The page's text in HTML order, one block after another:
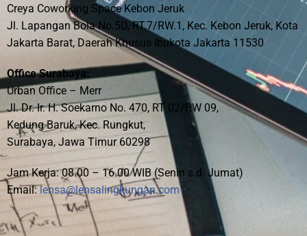
Creya Coworking Space Kebon Jeruk
Jl. Lapangan Bola No.5D, RT.7/RW.1, Kec. Kebon Jeruk, Kota
Jakarta Barat, Daerah Khusus Ibukota Jakarta 11530
Office Surabaya:
Urban Office – Merr
Jl. Dr. Ir. H. Soekarno No. 470, RT 02/RW 09,
Kedung Baruk, Kec. Rungkut,
Surabaya, Jawa Timur 60298
Jam Kerja: 08.00 – 16.00 WIB (Senin s.d. Jumat)
Email:lensa@lensalingkungan.com